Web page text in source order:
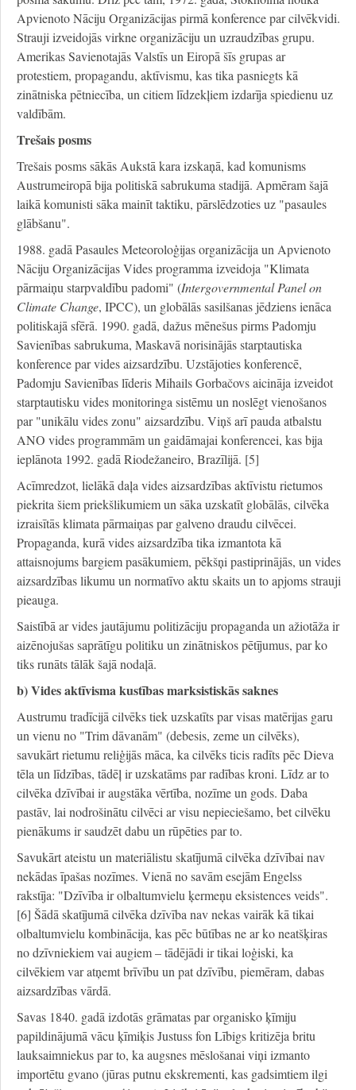
Apvienoto Nāciju Organizācijas pirmā konference par cilvēkvidi.
Strauji izveidojās virkne organizāciju un uzraudzības grupu.
Amerikas Savienotajās Valstīs un Eiropā šīs grupas ar
protestiem, propagandu, aktīvismu, kas tika pasniegts kā
zinātniska pētniecība, un citiem līdzekļiem izdarīja spiedienu uz
valdībām.
Trešais posms
Trešais posms sākās Aukstā kara izskaņā, kad komunisms
Austrumeiropā bija politiskā sabrukuma stadijā. Apmēram šajā
laikā komunisti sāka mainīt taktiku, pārslēdzoties uz "pasaules
glābšanu".
1988. gadā Pasaules Meteoroloģijas organizācija un Apvienoto
Nāciju Organizācijas Vides programma izveidoja "Klimata
pārmaiņu starpvaldību padomi" (Intergovernmental Panel on
Climate Change, IPCC), un globālās sasilšanas jēdziens ienāca
politiskajā sfērā. 1990. gadā, dažus mēnešus pirms Padomju
Savienības sabrukuma, Maskavā norisinājās starptautiska
konference par vides aizsardzību. Uzstājoties konferencē,
Padomju Savienības līderis Mihails Gorbačovs aicināja izveidot
starptautisku vides monitoringa sistēmu un noslēgt vienošanos
par "unikālu vides zonu" aizsardzību. Viņš arī pauda atbalstu
ANO vides programmām un gaidāmajai konferencei, kas bija
ieplānota 1992. gadā Riodežaneiro, Brazīlijā. [5]
Acīmredzot, lielākā daļa vides aizsardzības aktīvistu rietumos
piekrita šiem priekšlikumiem un sāka uzskatīt globālās, cilvēka
izraisītās klimata pārmaiņas par galveno draudu cilvēcei.
Propaganda, kurā vides aizsardzība tika izmantota kā
attaisnojums bargiem pasākumiem, pēkšņi pastiprinājās, un vides
aizsardzības likumu un normatīvo aktu skaits un to apjoms strauji
pieauga.
Saistībā ar vides jautājumu politizāciju propaganda un ažiotāža ir
aizēnojušas saprātīgu politiku un zinātniskos pētījumus, par ko
tiks runāts tālāk šajā nodaļā.
b) Vides aktīvisma kustības marksistiskās saknes
Austrumu tradīcijā cilvēks tiek uzskatīts par visas matērijas garu
un vienu no "Trim dāvanām" (debesis, zeme un cilvēks),
savukārt rietumu reliģijās māca, ka cilvēks ticis radīts pēc Dieva
tēla un līdzības, tādēļ ir uzskatāms par radības kroni. Līdz ar to
cilvēka dzīvībai ir augstāka vērtība, nozīme un gods. Daba
pastāv, lai nodrošinātu cilvēci ar visu nepieciešamo, bet cilvēku
pienākums ir saudzēt dabu un rūpēties par to.
Savukārt ateistu un materiālistu skatījumā cilvēka dzīvībai nav
nekādas īpašas nozīmes. Vienā no savām esejām Engelss
rakstīja: "Dzīvība ir olbaltumvielu ķermeņu eksistences veids".
[6] Šādā skatījumā cilvēka dzīvība nav nekas vairāk kā tikai
olbaltumvielu kombinācija, kas pēc būtības ne ar ko neatšķiras
no dzīvniekiem vai augiem – tādējādi ir tikai loģiski, ka
cilvēkiem var atņemt brīvību un pat dzīvību, piemēram, dabas
aizsardzības vārdā.
Savas 1840. gadā izdotās grāmatas par organisko ķīmiju
papildinājumā vācu ķīmiķis Justuss fon Lībigs kritizēja britu
lauksaimniekus par to, ka augsnes mēslošanai viņi izmanto
importētu gvano (jūras putnu ekskrementi, kas gadsimtiem ilgi